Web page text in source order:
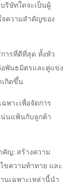
ริษัทใดจะเป็นผู้
จความสำคัญของ
ารที่ดีที่สุด ทั้งหัว
อพันธมิตรและคู่แข่ง
กิดขึ้น
พาะเพื่อจัดการ
น่นแฟ้นกับลูกค้า
คัญ: สร้างความ
ขความท้าทาย และ
นเฉพาะเหล่านี้นำ